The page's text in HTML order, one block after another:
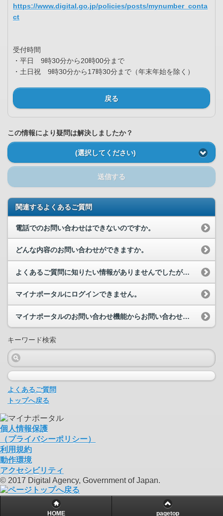
https://www.digital.go.jp/policies/posts/mynumber_conta
ct
受付時間
・平日 9時30分から20時00分まで
・土日祝 9時30分から17時30分まで（年末年始を除く）
戻る
この情報により疑問は解決しましたか？
(選択してください)
送信する
関連するよくあるご質問
電話でのお問い合わせはできないのですか。
どんな内容のお問い合わせができますか。
よくあるご質問に知りたい情報がありませんでしたが、どうすればいいですか。
マイナポータルにログインできません。
マイナポータルのお問い合わせ機能からお問い合わせを行いたいのですが、どこからお問い合わせができ...
キーワード検索
よくあるご質問
トップへ戻る
個人情報保護
（プライバシーポリシー）
利用規約
動作環境
アクセシビリティ
© 2017 Digital Agency, Government of Japan.
HOME pagetop